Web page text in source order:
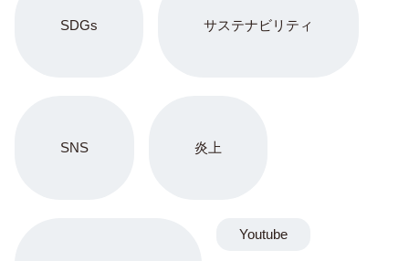
SDGs サステナビリティ
SNS 炎上
Youtube